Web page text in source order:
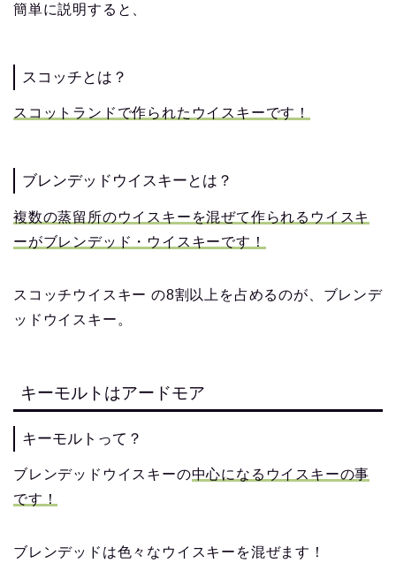
簡単に説明すると、
スコッチとは？
スコットランドで作られたウイスキーです！
ブレンデッドウイスキーとは？
複数の蒸留所のウイスキーを混ぜて作られるウイスキ
ーがブレンデッド・ウイスキーです！
スコッチウイスキー の8割以上を占めるのが、ブレンデ
ッドウイスキー。
キーモルトはアードモア
キーモルトって？
ブレンデッドウイスキーの中心になるウイスキーの事
です！
ブレンデッドは色々なウイスキーを混ぜます！